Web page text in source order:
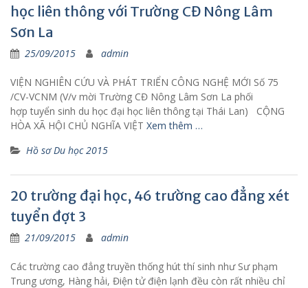
học liên thông với Trường CĐ Nông Lâm
Sơn La
25/09/2015 admin
VIỆN NGHIÊN CỨU VÀ PHÁT TRIỂN CÔNG NGHỆ MỚI Số 75
/CV-VCNM (V/v mời Trường CĐ Nông Lâm Sơn La phối
hợp tuyển sinh du học đại học liên thông tại Thái Lan) CỘNG
HÒA XÃ HỘI CHỦ NGHĨA VIỆT Xem thêm …
Hồ sơ Du học 2015
20 trường đại học, 46 trường cao đẳng xét
tuyển đợt 3
21/09/2015 admin
Các trường cao đẳng truyền thống hút thí sinh như Sư phạm
Trung ương, Hàng hải, Điện tử điện lạnh đều còn rất nhiều chỉ